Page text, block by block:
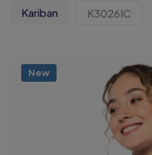
New
Kariban K3026IC